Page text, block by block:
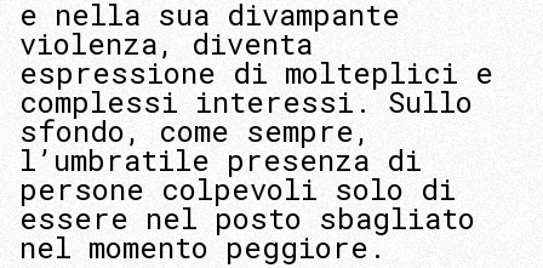
e nella sua divampante
violenza, diventa
espressione di molteplici e
complessi interessi. Sullo
sfondo, come sempre,
l’umbratile presenza di
persone colpevoli solo di
essere nel posto sbagliato
nel momento peggiore.